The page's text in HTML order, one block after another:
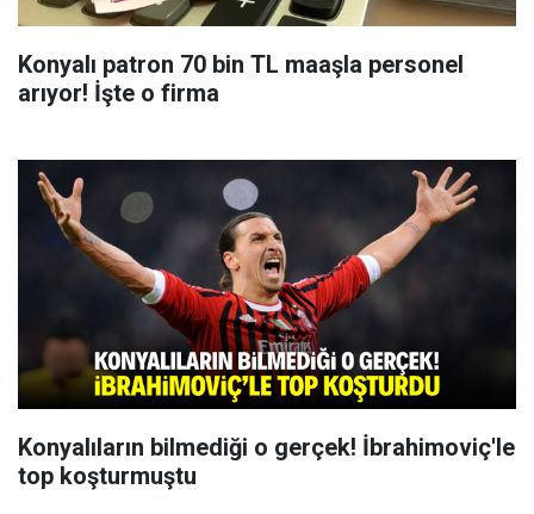
Konyalı patron 70 bin TL maaşla personel
arıyor! İşte o firma
Konyalıların bilmediği o gerçek! İbrahimoviç'le
top koşturmuştu